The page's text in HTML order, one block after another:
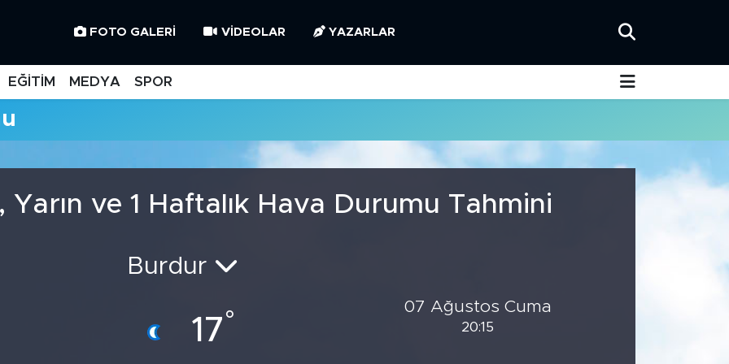
FOTO GALERI VIDEOLAR YAZARLAR
EĞİTİM MEDYA SPOR
ve 1 Haftalık Hava Durumu Tahmini
Burdur
17°
07 Ağustos Cuma
20:15